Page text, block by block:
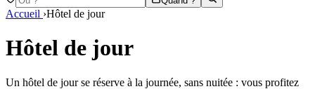
Accueil ›Hôtel de jour
Hôtel de jour
Un hôtel de jour se réserve à la journée, sans nuitée : vous profitez